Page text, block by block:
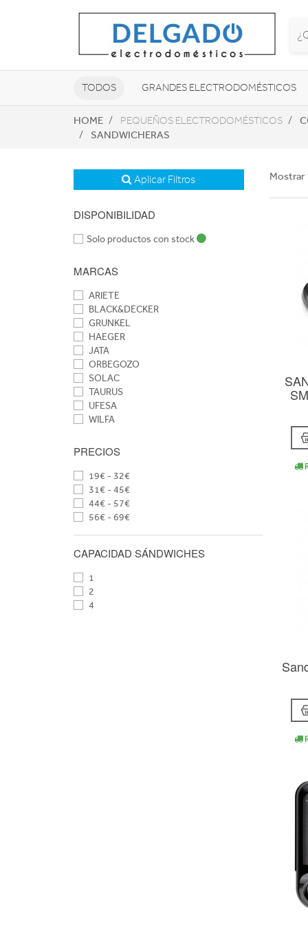
TODOS GRANDES ELECTRODOMÉSTICOS
TELEVISORES Y REPRODUCTORES
HOME PEQUEÑOS ELECTRODOMÉSTICOS
SANDWICHERAS
Aplicar Filtros
DISPONIBILIDAD
Solo productos con stock
MARCAS
ARIETE
BLACK&DECKER
GRUNKEL
HAEGER
JATA
ORBEGOZO
SOLAC
TAURUS
UFESA
WILFA
PRECIOS
19€ - 32€
31€ - 45€
44€ - 57€
56€ - 69€
CAPACIDAD SÁNDWICHES
1
2
4
Mostrar